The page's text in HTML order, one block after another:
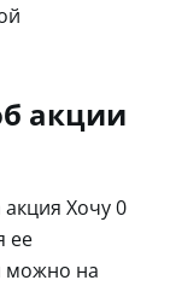
акции
Хочу 0
ее
можно на